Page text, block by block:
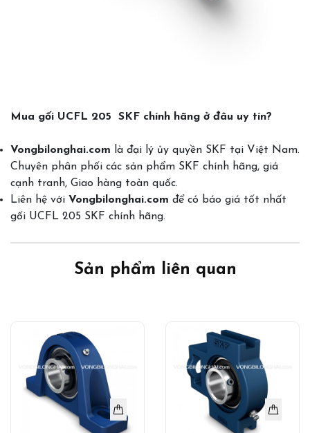
Mua gối UCFL 205 SKF chính hãng ở đâu uy tín?
Vongbilonghai.com
là đại lý ủy quyền SKF tại Việt Nam.
Chuyên phân phối các sản phẩm SKF chính hãng, giá
cạnh tranh, Giao hàng toàn quốc.
Liên hệ với Vongbilonghai.com để có báo giá tốt nhất
gối UCFL 205 SKF chính hãng.
Sản phẩm liên quan